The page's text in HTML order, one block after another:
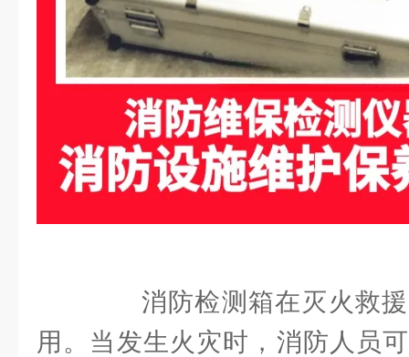
消防检测箱在灭火救援
用。当发生火灾时，消防人员